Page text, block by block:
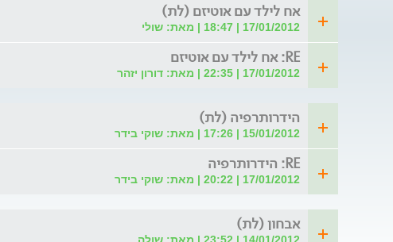
אח לילד עם אוטיזם (לת)
17/01/2012 | 18:47 | מאת: שולי
RE: אח לילד עם אוטיזם
17/01/2012 | 22:35 | מאת: דורון יזהר
הידרותרפיה (לת)
15/01/2012 | 17:26 | מאת: שוקי בידר
RE: הידרותרפיה
17/01/2012 | 20:22 | מאת: שוקי בידר
אבחון (לת)
14/01/2012 | 23:52 | מאת: שולה